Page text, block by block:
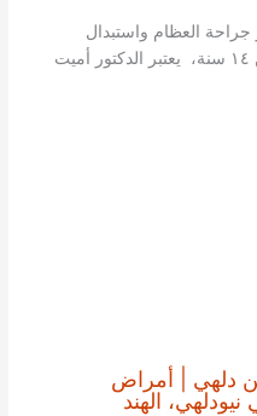
العظام واستبدال
المفاصل في دلهي. بخبرة أكثر من ١٤ سنة، يعتبر الدكتور أميت
دلهي | أمراض
الهند